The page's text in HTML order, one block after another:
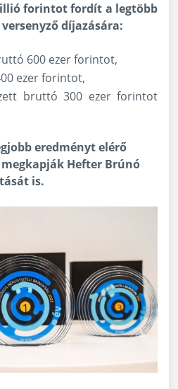
forintot fordít a legtöbb
díjazására:
600 ezer forintot,
ezer forintot,
bruttó 300 ezer forintot
eredményt elérő
Hefter Brúnó
is.